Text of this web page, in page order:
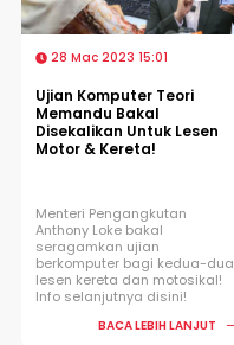
28 Mac 2023 15:01
Ujian Komputer Teori
Memandu Bakal
Disekalikan Untuk Lesen
Motor & Kereta!
Menteri Pengangkutan
Anthony Loke bakal
seragamkan ujian
berkomputer bagi kedua-dua
lesen kereta dan motosikal!
Info selanjutnya disini!
BACA LEBIH LANJUT